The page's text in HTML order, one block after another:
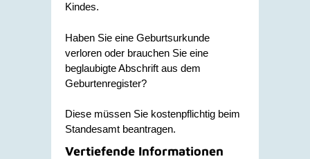
Kindes.
Haben Sie eine Geburtsurkunde
verloren oder brauchen Sie eine
beglaubigte Abschrift aus dem
Geburtenregister?
Diese müssen Sie kostenpflichtig beim
Standesamt beantragen.
Vertiefende Informationen